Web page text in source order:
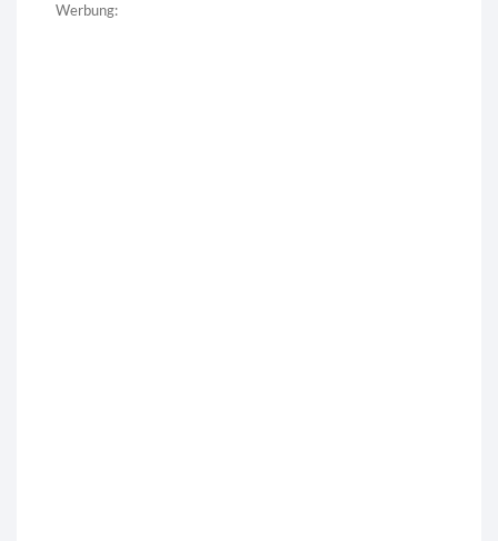
Werbung: